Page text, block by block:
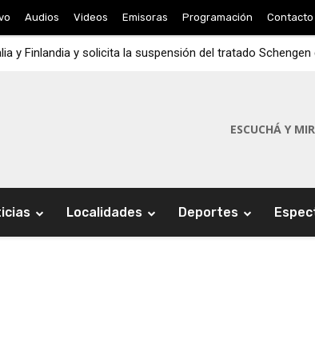
Audios Videos Emisoras Programación Contacto
y Finlandia y solicita la suspensión del tratado Schengen
ESCUCHÁ Y
Localidades Deportes